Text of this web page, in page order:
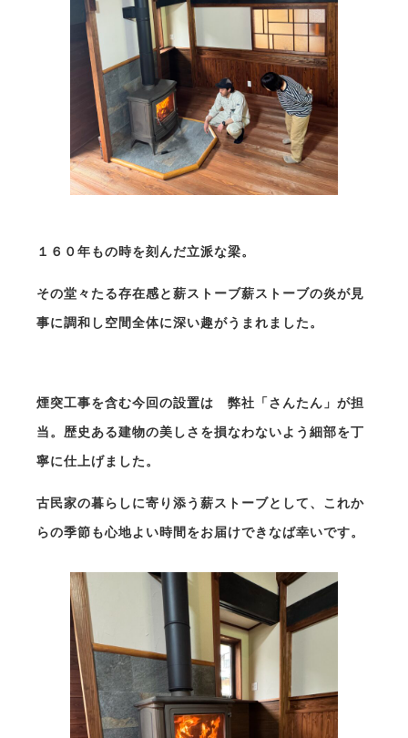
１６０年もの時を刻んだ立派な梁。
その堂々たる存在感と薪ストーブ薪ストーブの炎が見
事に調和し空間全体に深い趣がうまれました。
煙突工事を含む今回の設置は 弊社「さんたん」が担
当。歴史ある建物の美しさを損なわないよう細部を丁
寧に仕上げました。
古民家の暮らしに寄り添う薪ストーブとして、これか
らの季節も心地よい時間をお届けできなば幸いです。